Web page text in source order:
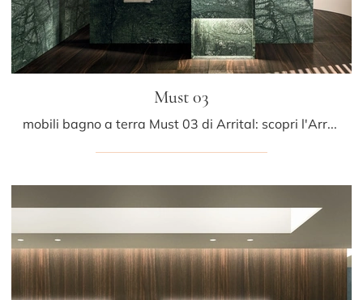
Must 03
mobili bagno a terra Must 03 di Arrital: scopri l'Arredo Bagno in marmo design e arreda il tuo bagno.